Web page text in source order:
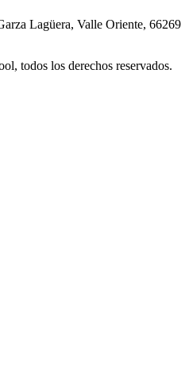
Lagüera, Valle Oriente, 66269
todos los derechos reservados.